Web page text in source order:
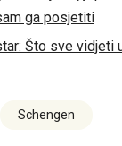
ga posjetiti
Što sve vidjeti
Schengen